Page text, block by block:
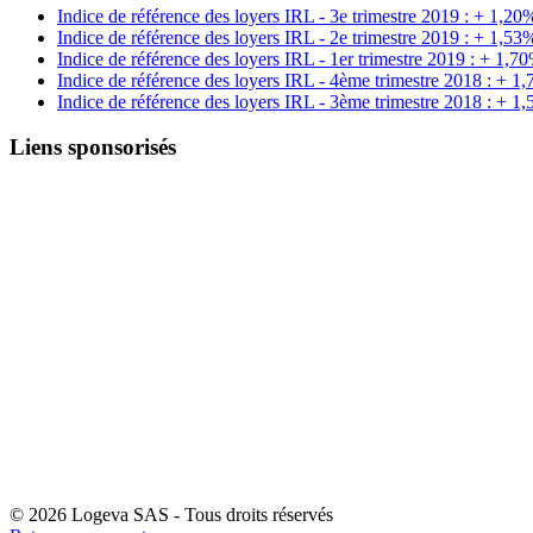
Indice de référence des loyers IRL - 3e trimestre 2019 : +
Indice de référence des loyers IRL - 2e trimestre 2019 : +
Indice de référence des loyers IRL - 1er trimestre 2019 : +
Indice de référence des loyers IRL - 4ème trimestre 2018 : +
Indice de référence des loyers IRL - 3ème trimestre 2018 : +
Liens sponsorisés
© 2026 Logeva SAS - Tous droits réservés